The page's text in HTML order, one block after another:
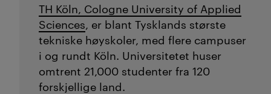
TH Köln, Cologne University of Applied
Sciences, er blant Tysklands største
tekniske høyskoler, med flere campuser
i og rundt Köln. Universitetet huser
omtrent 21,000 studenter fra 120
forskjellige land.